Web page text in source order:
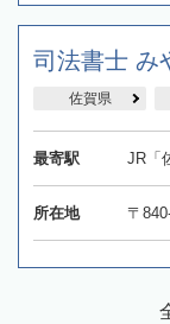
司法書士 み
佐賀県
最寄駅 JR「
所在地 〒